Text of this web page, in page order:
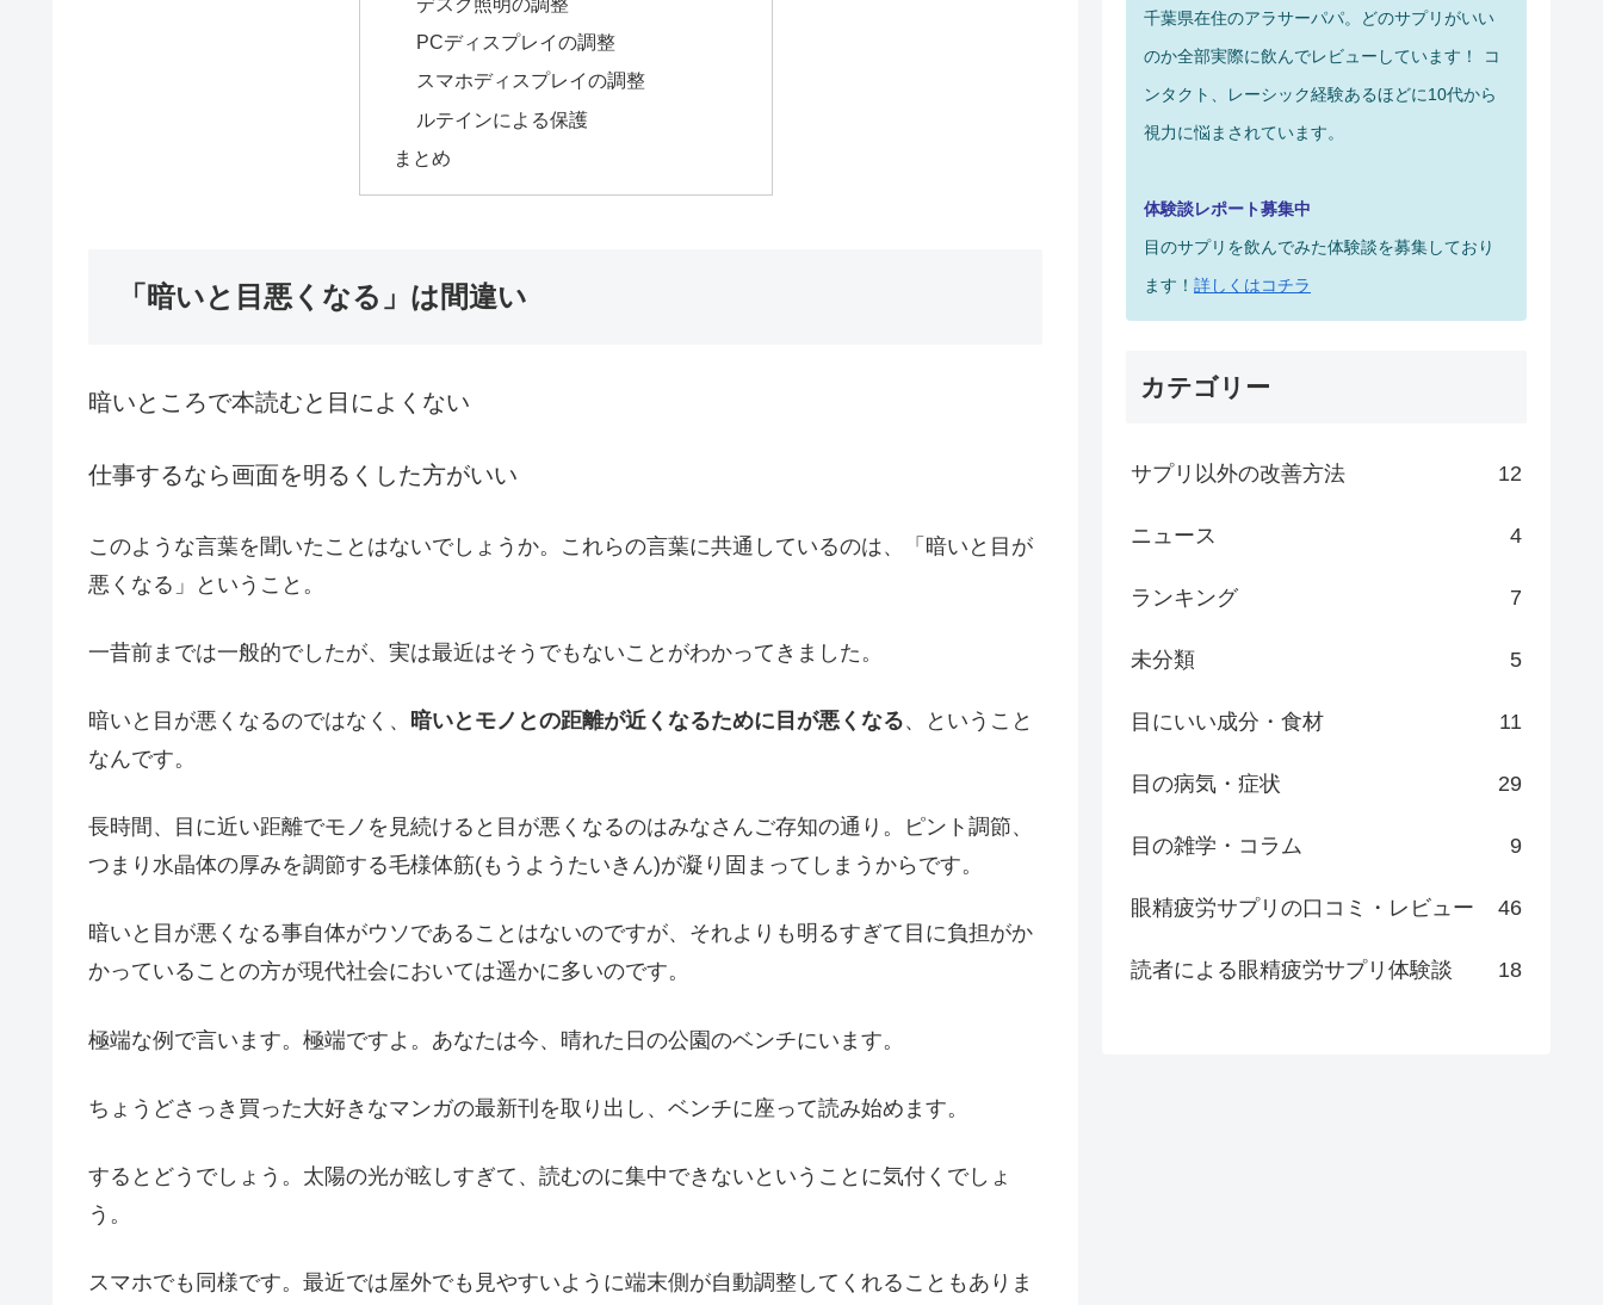
PCディスプレイの調整
スマホディスプレイの調整
ルテインによる保護
まとめ
「暗いと目悪くなる」は間違い
暗いところで本読むと目によくない
仕事するなら画面を明るくした方がいい
このような言葉を聞いたことはないでしょうか。これらの言葉に共通しているのは、「暗いと目が
悪くなる」ということ。
一昔前までは一般的でしたが、実は最近はそうでもないことがわかってきました。
暗いと目が悪くなるのではなく、 暗いとモノとの距離が近くなるために目が悪くなる、ということ
なんです。
長時間、目に近い距離でモノを見続けると目が悪くなるのはみなさんご存知の通り。ピント調節、
つまり水晶体の厚みを調節する毛様体筋(もうようたいきん)が凝り固まってしまうからです。
暗いと目が悪くなる事自体がウソであることはないのですが、それよりも明るすぎて目に負担がか
かっていることの方が現代社会においては遥かに多いのです。
極端な例で言います。極端ですよ。あなたは今、晴れた日の公園のベンチにいます。
ちょうどさっき買った大好きなマンガの最新刊を取り出し、ベンチに座って読み始めます。
するとどうでしょう。太陽の光が眩しすぎて、読むのに集中できないということに気付くでしょ
う。
スマホでも同様です。最近では屋外でも見やすいように端末側が自動調整してくれることもありま
千葉県在住のアラサーパパ。どのサプリがいい
のか全部実際に飲んでレビューしています！
コ
ンタクト、レーシック経験あるほどに10代から
視力に悩まされています。
体験談レポート募集中
目のサプリを飲んでみた体験談を募集しており
ます！ 詳しくはコチラ
カテゴリー
サプリ以外の改善方法 12
ニュース 4
ランキング 7
未分類 5
目にいい成分・食材 11
目の病気・症状 29
目の雑学・コラム 9
眼精疲労サプリの口コミ・レビュー 46
読者による眼精疲労サプリ体験談 18